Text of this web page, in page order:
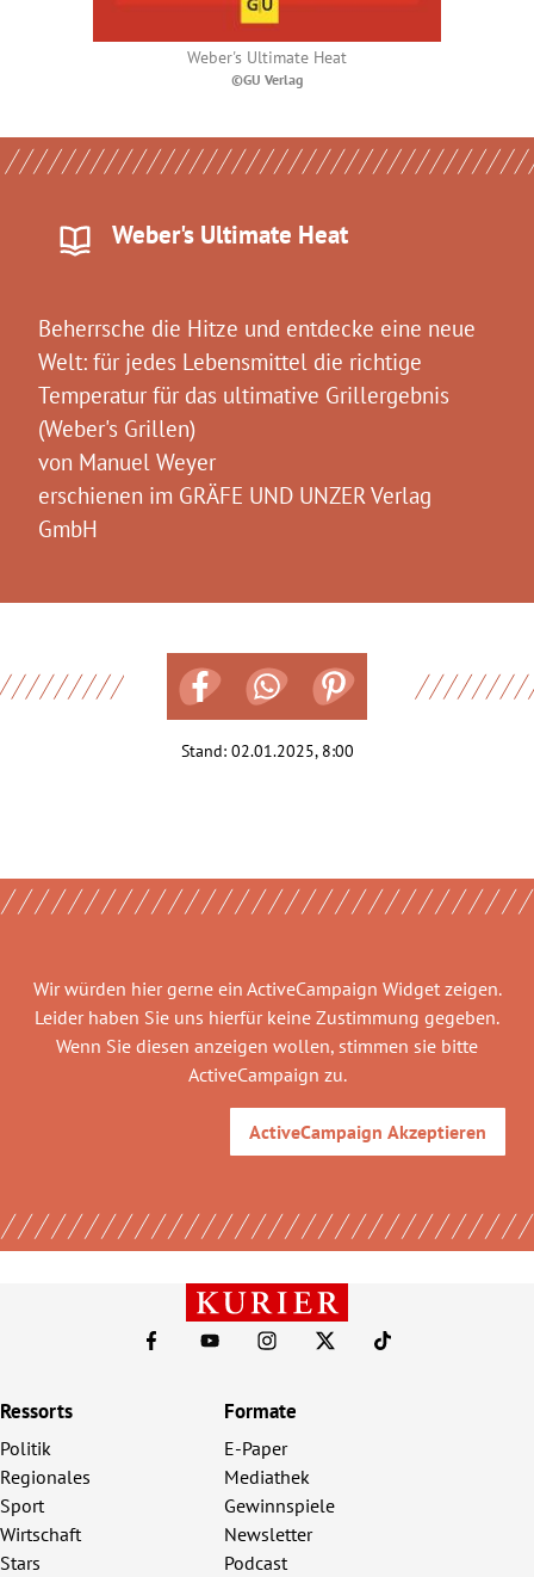
Weber's Ultimate Heat
©GU Verlag
Weber's Ultimate Heat
Beherrsche die Hitze und entdecke eine neue
Welt: für jedes Lebensmittel die richtige
Temperatur für das ultimative Grillergebnis
(Weber's Grillen)
von Manuel Weyer
erschienen im GRÄFE UND UNZER Verlag
GmbH
Stand: 02.01.2025, 8:00
Wir würden hier gerne ein ActiveCampaign Widgetzeigen.
Leider haben Sie uns hierfür keine Zustimmung gegeben.
Wenn Sie diesen anzeigen wollen, stimmen sie bitte
ActiveCampaign zu.
ActiveCampaign Akzeptieren
Ressorts
Politik
Regionales
Sport
Wirtschaft
Stars
Formate
E-Paper
Mediathek
Gewinnspiele
Newsletter
Podcast